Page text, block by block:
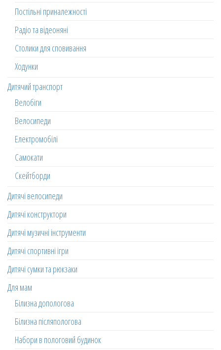
Постільні приналежності
Радіо та відеоняні
Столики для сповивання
Ходунки
Дитячий транспорт
Велобіги
Велосипеди
Електромобілі
Самокати
Скейтборди
Дитячі велосипеди
Дитячі конструктори
Дитячі музичні інструменти
Дитячі спортивні ігри
Дитячі сумки та рюкзаки
Для мам
Білизна допологова
Білизна післяпологова
Набори в пологовий будинок